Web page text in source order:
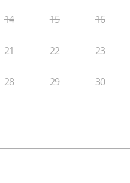
14 15 16
21 22 23
28 29 30